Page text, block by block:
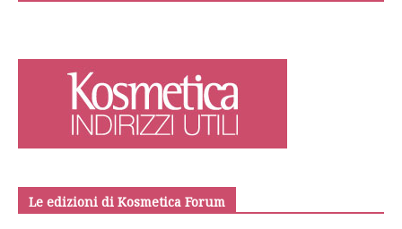
Le edizioni di Kosmetica Forum